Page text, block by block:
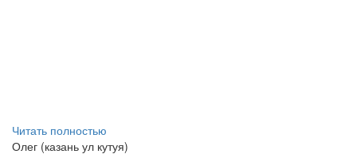
Читать полностью
Олег (казань ул кутуя)